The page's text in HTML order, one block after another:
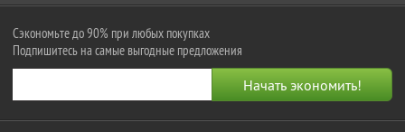
Сэкономьте до 90% при любых покупках
Подпишитесь на самые выгодные предложения